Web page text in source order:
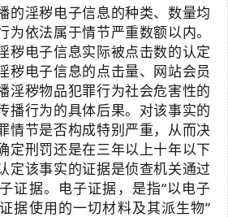
的淫秽电子信息的种类、数量均
为依法属于情节严重数额以内。
秽电子信息实际被点击数的认定
秽电子信息的点击量、网站会员
淫秽物品犯罪行为社会危害性的
播行为的具体后果。对该事实的
情节是否构成特别严重，从而决
定刑罚还是在三年以上十年以下
定该事实的证据是侦查机关通过
证据。电子证据，是指“以电子
据使用的一切材料及其派生物”